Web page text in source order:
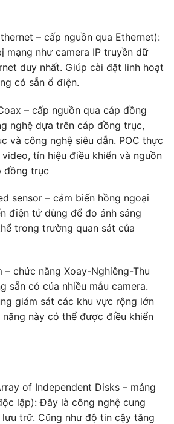
– cấp nguồn qua Ethernet):
mạng như camera IP truyền dữ
duy nhất. Giúp cài đặt linh hoạt
có sẵn ổ điện.
– cấp nguồn qua cáp đồng
nghệ dựa trên cáp đồng trục,
và công nghệ siêu dẫn. POC thực
tín hiệu điều khiển và nguồn
đồng trục
sensor – cảm biến hồng ngoại
điện tử dùng để đo ánh sáng
trong trường quan sát của
– chức năng Xoay-Nghiêng-Thu
sẵn có của nhiều mẫu camera.
giám sát các khu vực rộng lớn
năng này có thể được điều khiển
of Independent Disks – mảng
lập): Đây là công nghệ cung
trữ. Cũng như độ tin cậy tăng